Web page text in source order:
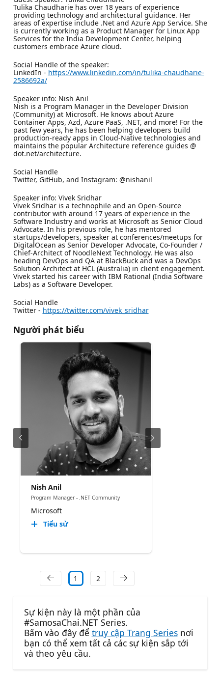
Tulika Chaudharie has over 18 years of experience
providing technology and architectural guidance. Her
areas of expertise include .Net and Azure App Service. She
is currently working as a Product Manager for Linux App
Services for the India Development Center, helping
customers embrace Azure cloud.
Social Handle of the speaker:
LinkedIn - https://www.linkedin.com/in/tulika-chaudharie-
2586692a/
Speaker info: Nish Anil
Nish is a Program Manager in the Developer Division
(Community) at Microsoft. He knows about Azure
Container Apps, Azd, Azure PaaS, .NET, and more! For the
past few years, he has been helping developers build
production-ready apps in Cloud-Native technologies and
maintains the popular Architecture reference guides @
dot.net/architecture.
Social Handle
Twitter, GitHub, and Instagram: @nishanil
Speaker info: Vivek Sridhar
Vivek Sridhar is a technophile and an Open-Source
contributor with around 17 years of experience in the
Software Industry and works at Microsoft as Senior Cloud
Advocate. In his previous role, he has mentored
startups/developers, speaker at conferences/meetups for
DigitalOcean as Senior Developer Advocate, Co-Founder /
Chief-Architect of NoodleNext Technology. He was also
heading DevOps and QA at BlackBuck and was a DevOps
Solution Architect at HCL (Australia) in client engagement.
Vivek started his career with IBM Rational (India Software
Labs) as a Software Developer.
Social Handle
Twitter - https://twitter.com/vivek_sridhar
Người phát biểu
Nish Anil
Program Manager - .NET Community
Microsoft
Tiểu sử
1 2
Sự kiện này là một phần của
#SamosaChai.NET Series.
Bấm vào đây để truy cập Trang Seriesnơi
bạn có thể xem tất cả các sự kiện sắp tới
và theo yêu cầu.